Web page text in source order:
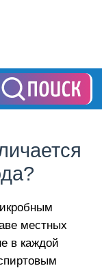
местных
в каждой